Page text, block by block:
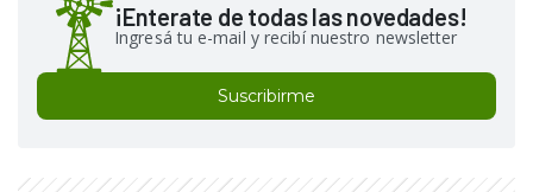
¡Enterate de todas las novedades!
Ingresá tu e-mail y recibí nuestro newsletter
Suscribirme